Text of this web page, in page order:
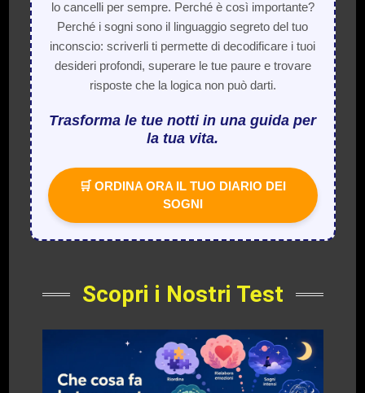
lo cancelli per sempre. Perché è così importante?
Perché i sogni sono il linguaggio segreto del tuo
inconscio: scriverli ti permette di decodificare i tuoi
desideri profondi, superare le tue paure e trovare
risposte che la logica non può darti.
Trasforma le tue notti in una guida per
la tua vita.
🛒 ORDINA ORA IL TUO DIARIO DEI
SOGNI
Scopri i Nostri Test